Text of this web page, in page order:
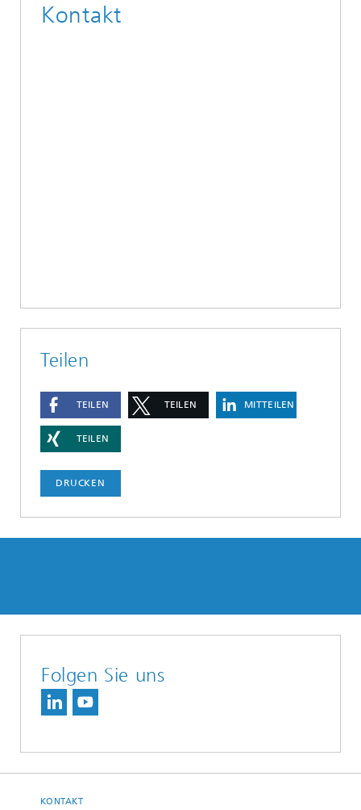
Kontakt
Teilen
TEILEN TEILEN MITTEILEN
TEILEN
DRUCKEN
Folgen Sie uns
KONTAKT